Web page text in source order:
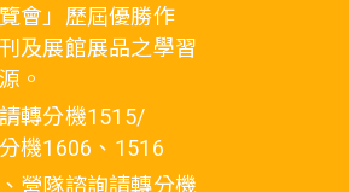
會」歷屆優勝作
及展館展品之學習
。
轉分機1515/
機1606、1516
營隊諮詢請轉分機